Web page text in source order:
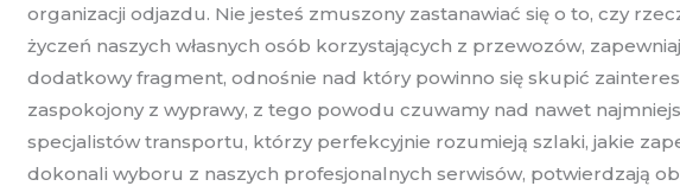
organizacji odjazdu. Nie jesteś zmuszony zastanawiać się o to, czy
życzeń naszych własnych osób korzystających z przewozów,
dodatkowy fragment, odnośnie nad który powinno się skupić
zaspokojony z wyprawy, z tego powodu czuwamy nad nawet
specjalistów transportu, którzy perfekcyjnie rozumieją szlaki, jakie
dokonali wyboru z naszych profesjonalnych serwisów, potwierdzają